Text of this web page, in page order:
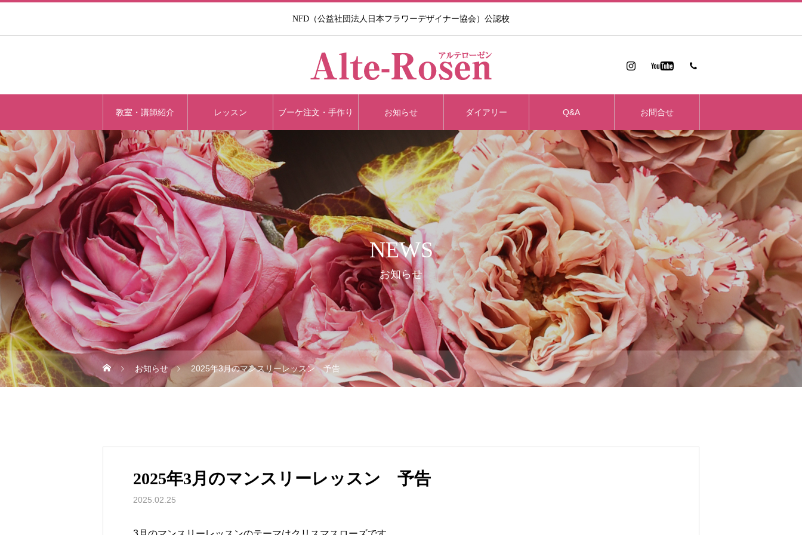
NFD（公益社団法人日本フラワーデザイナー協会）公認校​
教室・講師紹介 レッスン ブーケ注文・手作り お知らせ ダイアリー Q&A お問合せ
NEWS
お知らせ
お知らせ 2025年3月のマンスリーレッスン 予告
2025年3月のマンスリーレッスン 予告
2025.02.25